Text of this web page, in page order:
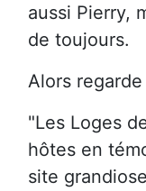
aussi Pierry,
de toujours.
Alors
"Les Loges
hôtes en
site